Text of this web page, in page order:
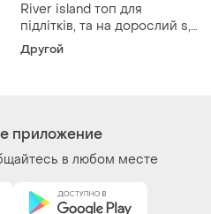
River island топ для
підлітків, та на дорослий s,,
спинка-сєточку, тканина
мʼяка, приємна до тілаm.
Другой
приложение
в любом месте